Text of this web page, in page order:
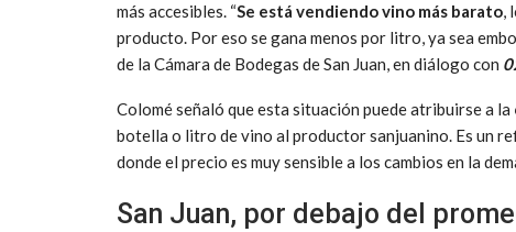
más accesibles. “Se está vendiendo vino más barato,
producto. Por eso se gana menos por litro, ya sea
de la Cámara de Bodegas de San Juan, en diálogo con
Colomé señaló que esta situación puede atribuirse a la
botella o litro de vino al productor sanjuanino. Es un
donde el precio es muy sensible a los cambios en la
San Juan, por debajo del